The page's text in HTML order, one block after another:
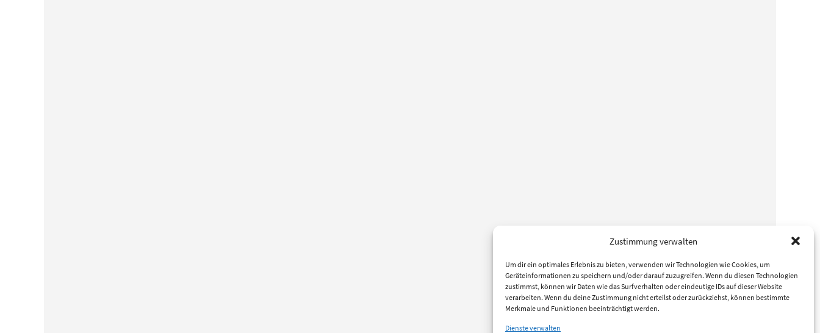
Zustimmung verwalten
Um dir ein optimales Erlebnis zu bieten, verwenden wir Technologien wie Cookies, um
Geräteinformationen zu speichern und/oder darauf zuzugreifen. Wenn du diesen Technologien
zustimmst, können wir Daten wie das Surfverhalten oder eindeutige IDs auf dieser Website
verarbeiten. Wenn du deine Zustimmung nicht erteilst oder zurückziehst, können bestimmte
Merkmale und Funktionen beeinträchtigt werden.
Dienste verwalten